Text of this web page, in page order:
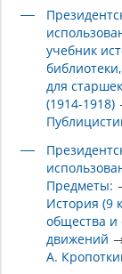
учебник
для
(1914-1918)
Предметы:
История (9
общества
движений
А.